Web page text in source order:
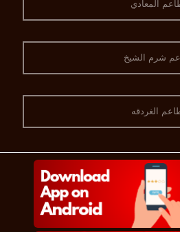
المعادي
شرم الشيخ
الغردقه